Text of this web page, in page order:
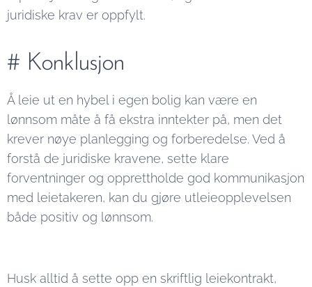
juridiske krav er oppfylt.
# Konklusjon
Å leie ut en hybel i egen bolig kan være en
lønnsom måte å få ekstra inntekter på, men det
krever nøye planlegging og forberedelse. Ved å
forstå de juridiske kravene, sette klare
forventninger og opprettholde god kommunikasjon
med leietakeren, kan du gjøre utleieopplevelsen
både positiv og lønnsom.
Husk alltid å sette opp en skriftlig leiekontrakt,